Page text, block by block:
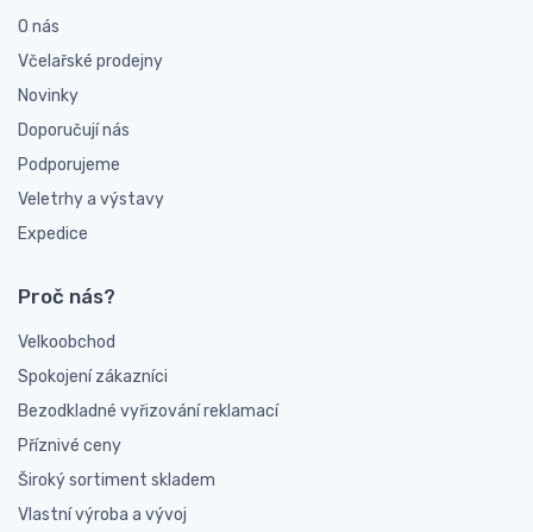
O nás
Včelařské prodejny
Novinky
Doporučují nás
Podporujeme
Veletrhy a výstavy
Expedice
Proč nás?
Velkoobchod
Spokojení zákazníci
Bezodkladné vyřizování reklamací
Příznivé ceny
Široký sortiment skladem
Vlastní výroba a vývoj